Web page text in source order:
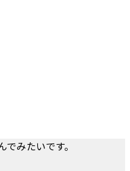
みたいです。